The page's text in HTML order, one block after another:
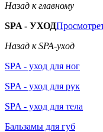
Назад к главному
SPA - УХОД
Назад к SPA-уход
SPA - уход для ног
SPA - уход для рук
SPA - уход для тела
Бальзамы для губ